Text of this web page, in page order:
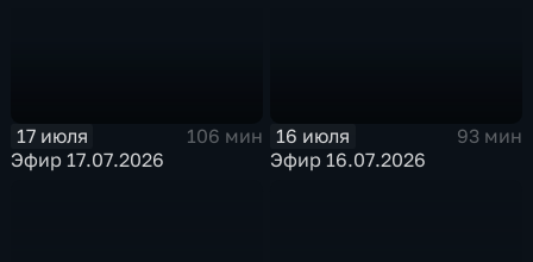
17 июля
106 мин
Эфир 17.07.2026
16 июля
93 мин
Эфир 16.07.2026